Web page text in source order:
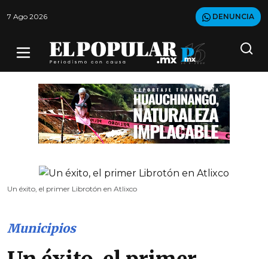
7 Ago 2026 DENUNCIA
Un éxito, el primer Librotón en Atlixco
Municipios